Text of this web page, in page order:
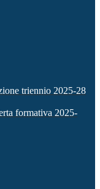
triennio 2025-28
formativa 2025-